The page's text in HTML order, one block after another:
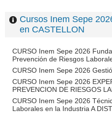
Cursos Inem Sepe
en CASTELLON
CURSO Inem Sepe 2026
Prevención de Riesgos
CURSO Inem Sepe 2026
CURSO Inem Sepe 2026
PREVENCION DE RIESGOS
CURSO Inem Sepe 2026
Laborales en la Industria A